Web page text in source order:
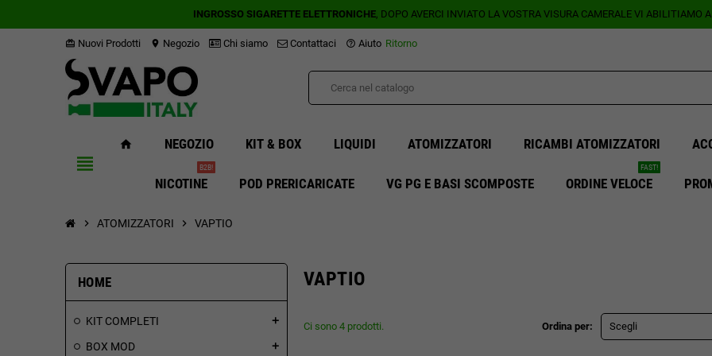
INGROSSO SIGARETTE ELETTRONICHE, DOPO AVERCI INVIATO LA VOSTRA VISURA CAMERALE VI ABILITIAMO
card_giftcard Nuovi Prodotti location_on Negozio Chi siamo Contattaci help_outline Aiuto Ritorno
view_headline
home NEGOZIO KIT & BOX LIQUIDI ATOMIZZATORI RICAMBI ATOMIZZATORI
NICOTINE
B2B!
POD PRERICARICATE VG PG E BASI SCOMPOSTE ORDINE VELOCE
FAST!
chevron_right ATOMIZZATORI chevron_right VAPTIO
HOME
KIT COMPLETI add
BOX MOD add
VAPTIO
Ordina per: Scegli
Ci sono 4 prodotti.